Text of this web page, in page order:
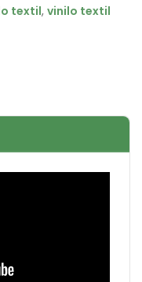
textil, vinilo textil